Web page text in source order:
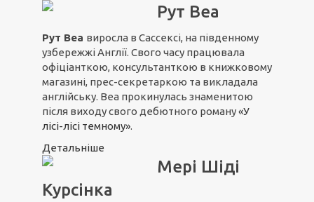
Рут Веа
Рут Веа виросла в Сассексі, на південному
узбережжі Англії. Свого часу працювала
офіціанткою, консультанткою в книжковому
магазині, прес-секретаркою та викладала
англійську. Веа прокинулась знаменитою
після виходу свого дебютного роману«У
лісі-лісі темному».
Детальніше
Мері Шіді
Курсінка